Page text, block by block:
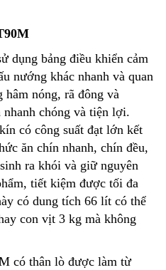
dụng bảng điều khiển cảm
nướng khác nhanh và quan
hâm nóng, rã đông và
chóng và tiện lợi.
có công suất đạt lớn kết
ăn chín nhanh, chín đều,
ra khói và giữ nguyên
tiết kiệm được tối đa
có dung tích 66 lít có thể
con vịt 3 kg mà không
có thân lò được làm từ